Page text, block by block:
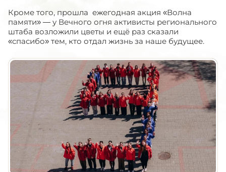
Кроме того, прошла ежегодная акция «Волна
памяти» — у Вечного огня активисты регионального
штаба возложили цветы и ещё раз сказали
«спасибо» тем, кто отдал жизнь за наше будущее.